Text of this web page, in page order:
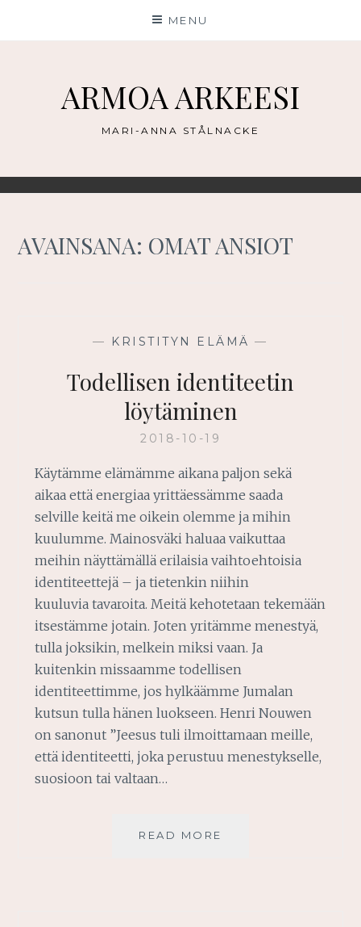
MENU
ARMOA ARKEESI
MARI-ANNA STÅLNACKE
AVAINSANA: OMAT ANSIOT
— KRISTITYN ELÄMÄ —
Todellisen identiteetin
löytäminen
2018-10-19
Käytämme elämämme aikana paljon sekä
aikaa että energiaa yrittäessämme saada
selville keitä me oikein olemme ja mihin
kuulumme. Mainosväki haluaa vaikuttaa
meihin näyttämällä erilaisia vaihtoehtoisia
identiteettejä – ja tietenkin niihin
kuuluvia tavaroita. Meitä kehotetaan tekemään
itsestämme jotain. Joten yritämme menestyä,
tulla joksikin, melkein miksi vaan. Ja
kuitenkin missaamme todellisen
identiteettimme, jos hylkäämme Jumalan
kutsun tulla hänen luokseen. Henri Nouwen
on sanonut ”Jeesus tuli ilmoittamaan meille,
että identiteetti, joka perustuu menestykselle,
suosioon tai valtaan…
READ MORE